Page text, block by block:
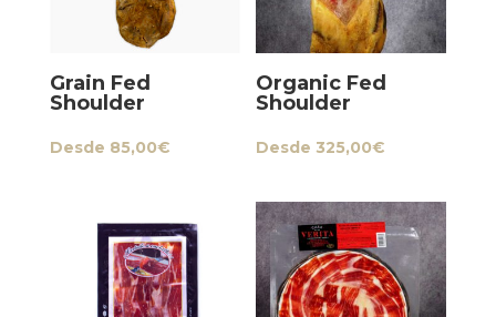
Grain Fed
Shoulder
Desde 85,00€
Organic Fed
Shoulder
Desde 325,00€